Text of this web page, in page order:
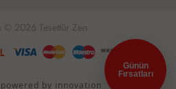
© 2026 Tesettür Zen
by innovation
Günün
Fırsatları